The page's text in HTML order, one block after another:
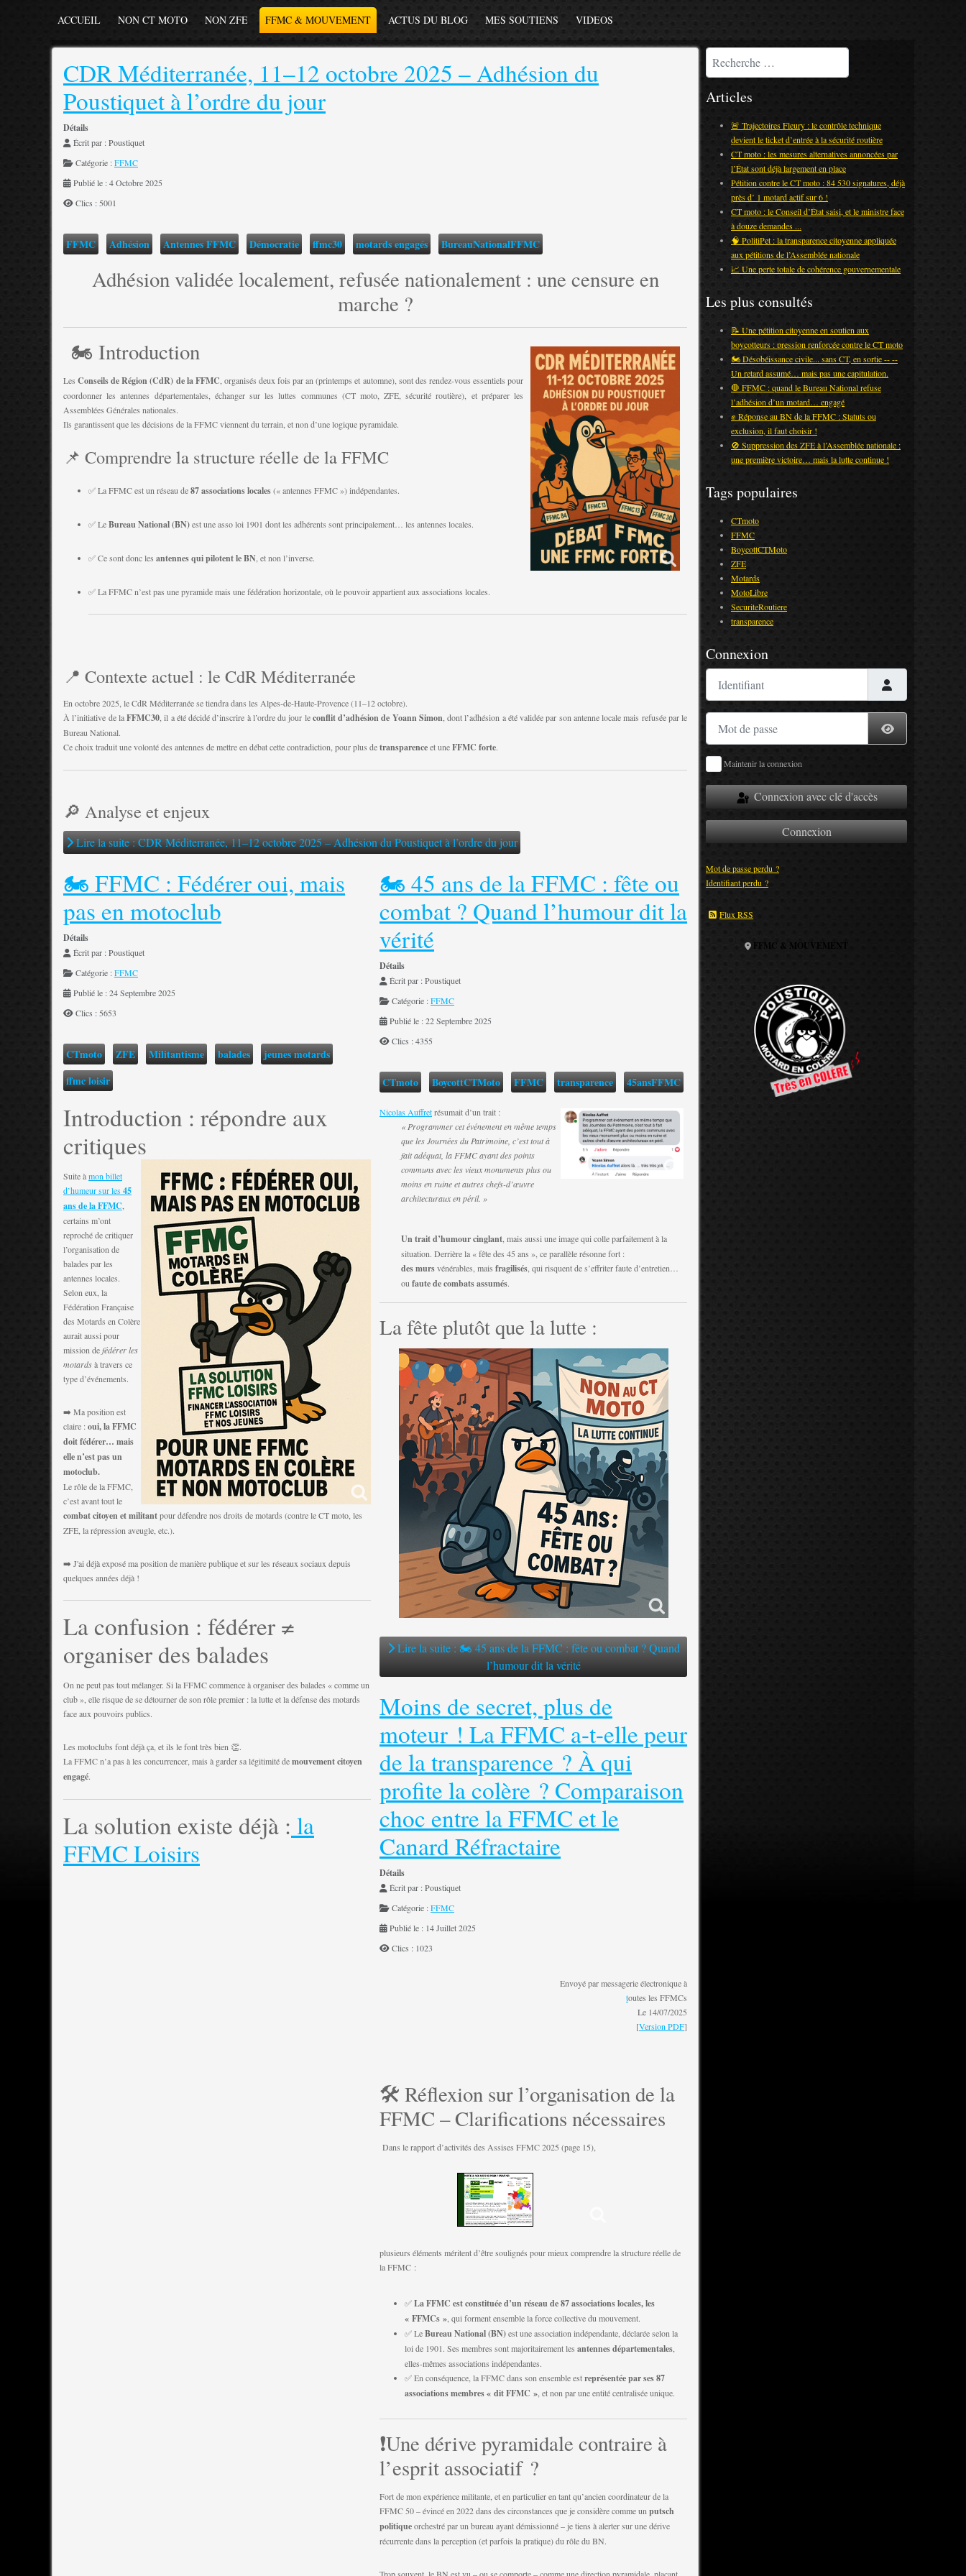
ACCUEIL NON CT MOTO NON ZFE FFMC & MOUVEMENT ACTUS DU BLOG MES SOUTIENS VIDEOS
CDR Méditerranée, 11–12 octobre 2025 – Adhésion du
Poustiquet à l’ordre du jour
Détails
Écrit par :Poustiquet
Catégorie :FFMC
Publié le : 4 Octobre 2025
Clics : 5001
FFMC Adhésion Antennes FFMC Démocratie ffmc30 motards engagés BureauNationalFFMC
Adhésion validée localement, refusée nationalement : une censure en
marche ?
🏍️ Introduction
LesConseils de Région (CdR) de la FFMC , organisés deux fois par an (printemps et automne), sont des rendez-vous essentiels pour
coordonner les antennes départementales, échanger sur les luttes communes (CT moto, ZFE, sécurité routière), et préparer les
Assemblées Générales nationales.
Ils garantissent que les décisions de la FFMC viennent du terrain, et non d’une logique pyramidale.
📌 Comprendre la structure réelle de la FFMC
✅ La FFMC est un réseau de87 associations locales(« antennes FFMC ») indépendantes.
✅ LeBureau National (BN)est une asso loi 1901 dont les adhérents sont principalement… les antennes locales.
✅ Ce sont donc les antennes qui pilotent le BN , et non l’inverse.
✅ La FFMC n’est pas une pyramide mais une fédération horizontale, où le pouvoir appartient aux associations locales.
📍 Contexte actuel : le CdR Méditerranée
En octobre 2025, le CdR Méditerranée se tiendra dans les Alpes-de-Haute-Provence (11–12 octobre).
À l’initiative de laFFMC30 , il a été décidé d’inscrire à l’ordre du jour leconflit d’adhésion de Yoann Simon , dont l’adhésion a été validée par son antenne locale mais refusée par le
Bureau National.
Ce choix traduit une volonté des antennes de mettre en débat cette contradiction, pour plus detransparenceet uneFFMC forte.
🔎 Analyse et enjeux
Lire la suite : CDR Méditerranée, 11–12 octobre 2025 – Adhésion du Poustiquet à l’ordre du jour
🏍️ FFMC : Fédérer oui, mais
pas en motoclub
Détails
Écrit par :Poustiquet
Catégorie :FFMC
Publié le : 24 Septembre 2025
Clics : 5653
CTmoto ZFE Militantisme balades
jeunes motards
ffmc loisir
Introduction : répondre aux
critiques
Suite àmon billet
d’humeur sur les45
ans de la FFMC
certains m’ont
reproché de critiquer
l’organisation de
balades par les
antennes locales.
Selon eux, la
Fédération Française
des Motards en Colère
aurait aussi pour
mission defédérer les
motardsà travers ce
type d’événements.
➡️ Ma position est
claire :oui, la FFMC
doit fédérer… mais
elle n’est pas un
motoclub.
Le rôle de la FFMC,
c’est avant tout le
combat citoyen et militantpour défendre nos droits de motards (contre le CT moto, les
ZFE, la répression aveugle, etc.).
➡️ J'ai déjà exposé ma position de manière publique et sur les réseaux sociaux depuis
quelques années déjà !
La confusion : fédérer ≠
organiser des balades
On ne peut pas tout mélanger. Si la FFMC commence à organiser des balades « comme un
club », elle risque de se détourner de son rôle premier : la lutte et la défense des motards
face aux pouvoirs publics.
Les motoclubs font déjà ça, et ils le font très bien 👏.
La FFMC n’a pas à les concurrencer, mais à garder sa légitimité demouvement citoyen
engagé.
La solution existe déjà : la
FFMC Loisirs
🏍️ 45 ans de la FFMC : fête ou
combat ? Quand l’humour dit la
vérité
Détails
Écrit par :Poustiquet
Catégorie :FFMC
Publié le : 22 Septembre 2025
Clics : 4355
CTmoto BoycottCTMoto FFMC transparence 45ansFFMC
Nicolas Auffretrésumait d’un trait :
« Programmer cet événement en même temps
que les Journées du Patrimoine, c’est tout à
fait adéquat, la FFMC ayant des points
communs avec les vieux monuments plus ou
moins en ruine et autres chefs-d’œuvre
architecturaux en péril. »
Un trait d’humour cinglant , mais aussi une image qui colle parfaitement à la
situation. Derrière la « fête des 45 ans », ce parallèle résonne fort :
des mursvénérables, mais fragilisés , qui risquent de s’effriter faute d’entretien…
ou faute de combats assumés.
La fête plutôt que la lutte :
Lire la suite : 🏍️ 45 ans de la FFMC : fête ou combat ? Quand
l’humour dit la vérité
Moins de secret, plus de
moteur ! La FFMC a-t-elle peur
de la transparence ? À qui
profite la colère ? Comparaison
choc entre la FFMC et le
Canard Réfractaire
Détails
Écrit par :Poustiquet
Catégorie :FFMC
Publié le : 14 Juillet 2025
Clics : 1023
Envoyé par messagerie électronique à
toutes les FFMCs
Le 14/07/2025
[Version PDF]
🛠️ Réflexion sur l’organisation de la
FFMC – Clarifications nécessaires
Dans le rapport d’activités des Assises FFMC 2025 (page 15),
plusieurs éléments méritent d’être soulignés pour mieux comprendre la structure réelle de
la FFMC :
✅La FFMC est constituée d’un réseau de 87 associations locales, les
« FFMCs », qui forment ensemble la force collective du mouvement.
✅ LeBureau National (BN)est une association indépendante, déclarée selon la
loi de 1901. Ses membres sont majoritairement les antennes départementales,
elles-mêmes associations indépendantes.
✅ En conséquence, la FFMC dans son ensemble estreprésentée par ses 87
associations membres « dit FFMC », et non par une entité centralisée unique.
❗Une dérive pyramidale contraire à
l’esprit associatif ?
Fort de mon expérience militante, et en particulier en tant qu’ancien coordinateur de la
FFMC 50 – évincé en 2022 dans des circonstances que je considère comme unputsch
politiqueorchestré par un bureau ayant démissionné – je tiens à alerter sur une dérive
récurrente dans la perception (et parfois la pratique) du rôle du BN.
Rechercher
Articles
🚨 Trajectoires Fleury : le contrôle technique
devient le ticket d’entrée à la sécurité routière
CT moto : les mesures alternatives annoncées par
l’État sont déjà largement en place
Pétition contre le CT moto : 84 530 signatures, déjà
près d’ 1 motard actif sur 6 !
CT moto : le Conseil d’État saisi, et le ministre face
à douze demandes ...
🧠 PolitiPet : la transparence citoyenne appliquée
aux pétitions de l’Assemblée nationale
📈 Une perte totale de cohérence gouvernementale
Les plus consultés
📝 Une pétition citoyenne en soutien aux
boycotteurs : pression renforcée contre le CT moto
🏍️ Désobéissance civile... sans CT, en sortie -- --
Un retard assumé… mais pas une capitulation.
🛑 FFMC : quand le Bureau National refuse
l’adhésion d’un motard… engagé
✊ Réponse au BN de la FFMC : Statuts ou
exclusion, il faut choisir !
🚫 Suppression des ZFE à l’Assemblée nationale :
une première victoire… mais la lutte continue !
Tags populaires
CTmoto
FFMC
BoycottCTMoto
ZFE
Motards
MotoLibre
SecuriteRoutiere
transparence
Connexion
Identifiant
Mot de passe
Afficher le mot
Maintenir la connexion
Connexion avec clé d'accès
Connexion
Mot de passe perdu ?
Identifiant perdu ?
Flux RSS
FFMC & MOUVEMENT